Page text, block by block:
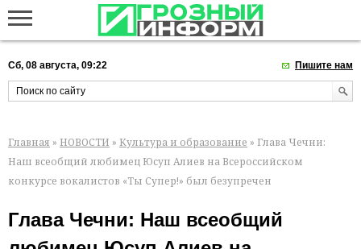
Сб, 08 августа, 09:22 Пишите нам
Главная » НОВОСТИ » Культура и образование » Глава Чечни:
Наш всеобщий любимец Юсуп Алиев на Всероссийском
конкурсе вокалистов «Ты Супер!» был безупречен
Глава Чечни: Наш всеобщий